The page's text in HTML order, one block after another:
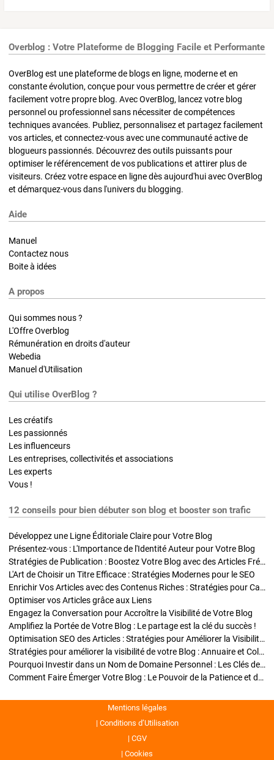
Overblog : Votre Plateforme de Blogging Facile et Performante
OverBlog est une plateforme de blogs en ligne, moderne et en
constante évolution, conçue pour vous permettre de créer et gérer
facilement votre propre blog. Avec OverBlog, lancez votre blog
personnel ou professionnel sans nécessiter de compétences
techniques avancées. Publiez, personnalisez et partagez facilement
vos articles, et connectez-vous avec une communauté active de
blogueurs passionnés. Découvrez des outils puissants pour
optimiser le référencement de vos publications et attirer plus de
visiteurs. Créez votre espace en ligne dès aujourd'hui avec OverBlog
et démarquez-vous dans l'univers du blogging.
Aide
Manuel
Contactez nous
Boite à idées
A propos
Qui sommes nous ?
L'Offre Overblog
Rémunération en droits d'auteur
Webedia
Manuel d'Utilisation
Qui utilise OverBlog ?
Les créatifs
Les passionnés
Les influenceurs
Les entreprises, collectivités et associations
Les experts
Vous !
12 conseils pour bien débuter son blog et booster son trafic
Développez une Ligne Éditoriale Claire pour Votre Blog
Présentez-vous : L'Importance de l'Identité Auteur pour Votre Blog
Stratégies de Publication : Boostez Votre Blog avec des Articles Fréquents et Exclusifs
L'Art de Choisir un Titre Efficace : Stratégies Modernes pour le SEO
Enrichir Vos Articles avec des Contenus Riches : Stratégies pour Captiver et Optimiser
Optimiser vos Articles grâce aux Liens
Engagez la Conversation pour Accroître la Visibilité de Votre Blog
Amplifiez la Portée de Votre Blog : Le partage est la clé du succès !
Optimisation SEO des Articles : Stratégies pour Améliorer la Visibilité de Votre Blog
Stratégies pour améliorer la visibilité de votre Blog : Annuaire et Collaborations
Pourquoi Investir dans un Nom de Domaine Personnel : Les Clés de la Réussite de Votre Blog
Comment Faire Émerger Votre Blog : Le Pouvoir de la Patience et de la Persévérance
Mentions légales
Conditions d’Utilisation
CGV
Cookies